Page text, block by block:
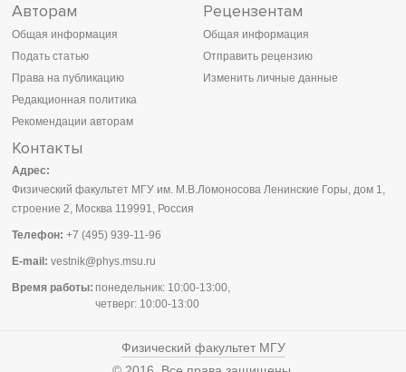
Авторам
Общая информация
Подать статью
Права на публикацию
Редакционная политика
Рекомендации авторам
Рецензентам
Общая информация
Отправить рецензию
Изменить личные данные
Контакты
Адрес:
Физический факультет МГУ им. М.В.Ломоносова Ленинские Горы, дом 1,
строение 2, Москва 119991, Россия
Телефон: +7 (495) 939-11-96
E-mail: vestnik@phys.msu.ru
Время работы: понедельник: 10:00-13:00,
четверг: 10:00-13:00
Физический факультет МГУ